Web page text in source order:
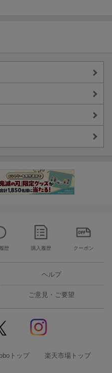
歴 購入履歴 クーポン
ヘルプ
ご意見・ご要望
トップ 楽天市場トップ